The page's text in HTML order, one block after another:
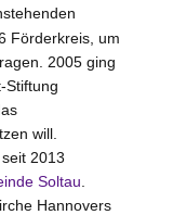
Förderkreis, um
2005 ging
Stiftung
will.
2013
Soltau
Hannovers